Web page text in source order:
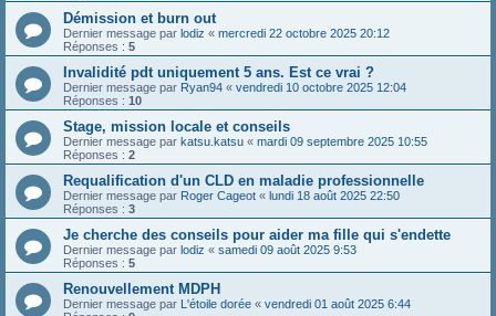
Démission et burn out
Dernier message par lodiz « mercredi 22 octobre 2025 20:12
Réponses : 5
Invalidité pdt uniquement 5 ans. Est ce vrai ?
Dernier message par Ryan94 « vendredi 10 octobre 2025 12:04
Réponses : 10
Stage, mission locale et conseils
Dernier message par katsu.katsu « mardi 09 septembre 2025 10:55
Réponses : 2
Requalification d'un CLD en maladie professionnelle
Dernier message par Roger Cageot « lundi 18 août 2025 22:50
Réponses : 3
Je cherche des conseils pour aider ma fille qui s'endette
Dernier message par lodiz « samedi 09 août 2025 9:53
Réponses : 5
Renouvellement MDPH
Dernier message par L'étoile dorée « vendredi 01 août 2025 6:44